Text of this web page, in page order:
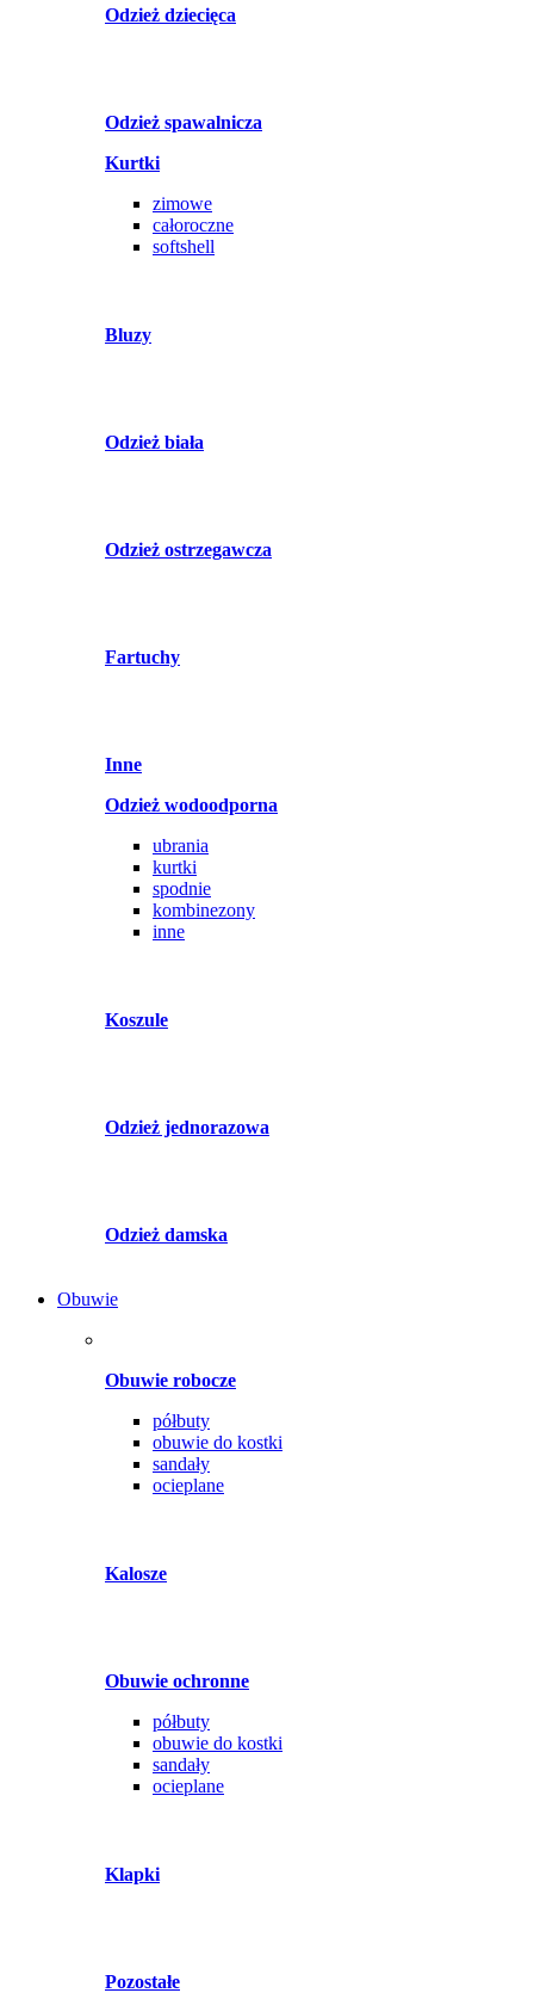
Odzież dziecięca
Odzież spawalnicza
Kurtki
zimowe
całoroczne
softshell
Bluzy
Odzież biała
Odzież ostrzegawcza
Fartuchy
Inne
Odzież wodoodporna
ubrania
kurtki
spodnie
kombinezony
inne
Koszule
Odzież jednorazowa
Odzież damska
Obuwie
Obuwie robocze
półbuty
obuwie do kostki
sandały
ocieplane
Kalosze
Obuwie ochronne
półbuty
obuwie do kostki
sandały
ocieplane
Klapki
Pozostałe